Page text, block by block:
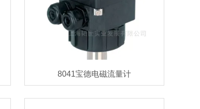
8041宝德电磁流量计